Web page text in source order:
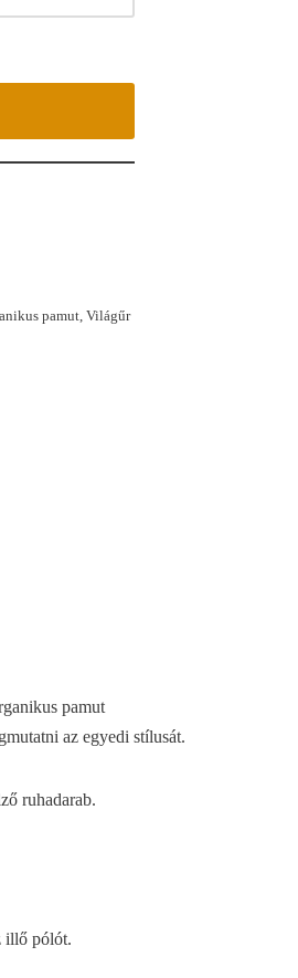
pamut ,Világűr
pamut
az egyedi stílusát.
ruhadarab.
illő pólót.